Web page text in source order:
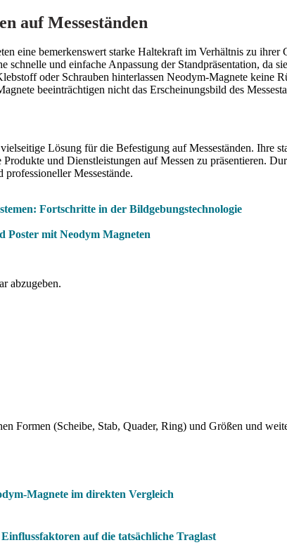
auf Messeständen
eine bemerkenswert starke Haltekraft im Verhältnis zu ihrer
schnelle und einfache Anpassung der Standpräsentation, da
oder Schrauben hinterlassen Neodym-Magnete keine
beeinträchtigen nicht das Erscheinungsbild des
Lösung für die Befestigung auf Messeständen.
und Dienstleistungen auf Messen zu präsentieren.
Messestände.
Fortschritte in der Bildgebungstechnologie
Poster mit Neodym Magneten
abzugeben.
Formen (Scheibe, Stab, Quader, Ring) und Größen und
Magnete im direkten Vergleich
auf die tatsächliche Traglast